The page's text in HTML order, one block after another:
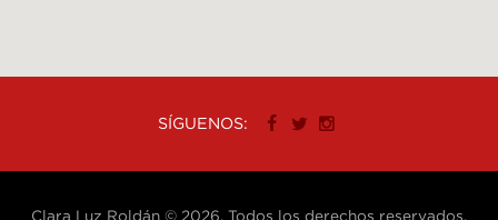
SÍGUENOS:
Clara Luz Roldán © 2026. Todos los derechos reservados.